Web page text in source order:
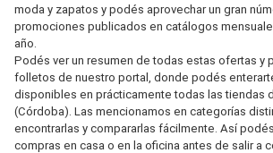
moda y zapatos y podés aprovechar un gran
promociones publicados en catálogos
año.
Podés ver un resumen de todas estas ofertas y
folletos de nuestro portal, donde podés
disponibles en prácticamente todas las tiendas
(Córdoba). Las mencionamos en categorías
encontrarlas y compararlas fácilmente. Así
compras en casa o en la oficina antes de salir a